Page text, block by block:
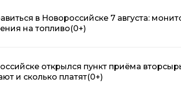
в Новороссийске 7 августа:
на топливо(0+)
открылся пункт приёма
и сколько платят(0+)